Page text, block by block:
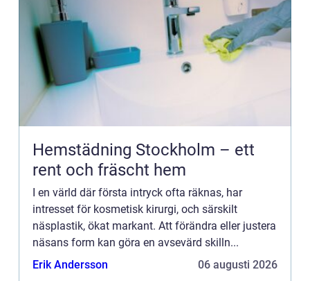
Hemstädning Stockholm – ett
rent och fräscht hem
I en värld där första intryck ofta räknas, har
intresset för kosmetisk kirurgi, och särskilt
näsplastik, ökat markant. Att förändra eller justera
näsans form kan göra en avsevärd skilln...
Erik Andersson
06 augusti 2026